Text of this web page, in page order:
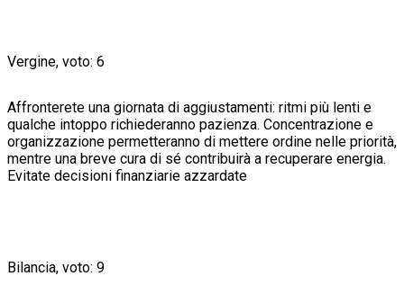
Vergine, voto: 6
Affronterete una giornata di aggiustamenti: ritmi più lenti e
qualche intoppo richiederanno pazienza. Concentrazione e
organizzazione permetteranno di mettere ordine nelle priorità,
mentre una breve cura di sé contribuirà a recuperare energia.
Evitate decisioni finanziarie azzardate
Bilancia, voto: 9